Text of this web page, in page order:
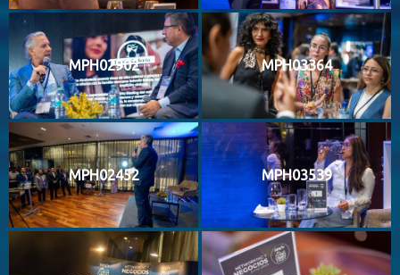
MPH02902 MPH03364
MPH02452 MPH03539